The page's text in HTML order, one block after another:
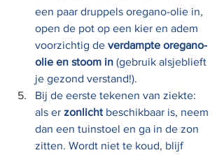
een paar druppels oregano-olie in,
open de pot op een kier en adem
voorzichtig de verdampte oregano-
olie en stoom in (gebruik alsjeblieft
je gezond verstand!).
Bij de eerste tekenen van ziekte:
als er zonlicht beschikbaar is, neem
dan een tuinstoel en ga in de zon
zitten. Wordt niet te koud, blijf